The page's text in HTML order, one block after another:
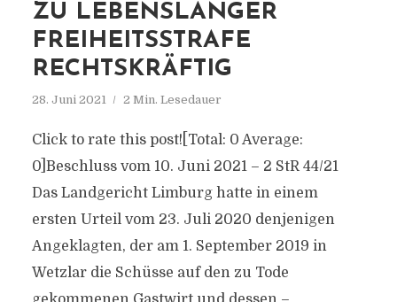
ZU LEBENSLANGER
FREIHEITSSTRAFE
RECHTSKRÄFTIG
28. Juni 2021 2 Min. Lesedauer
Click to rate this post![Total: 0 Average:
0]Beschluss vom 10. Juni 2021 – 2 StR 44/21
Das Landgericht Limburg hatte in einem
ersten Urteil vom 23. Juli 2020 denjenigen
Angeklagten, der am 1. September 2019 in
Wetzlar die Schüsse auf den zu Tode